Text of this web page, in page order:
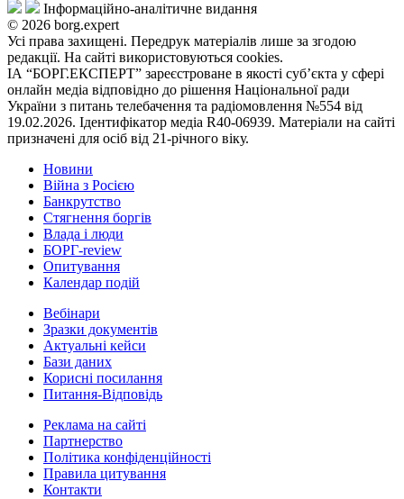
Інформаційно-аналітичне видання
© 2026 borg.expert
Усі права захищені. Передрук матеріалів лише за згодою
редакції. На сайті використовуються cookies.
ІА “БОРГ.ЕКСПЕРТ” зареєстроване в якості суб’єкта у сфері
онлайн медіа відповідно до рішення Національної ради
України з питань телебачення та радіомовлення №554 від
19.02.2026. Ідентифікатор медіа R40-06939. Матеріали на сайті
призначені для осіб від 21-річного віку.
Новини
Війна з Росією
Банкрутство
Стягнення боргiв
Влада i люди
БОРГ-review
Опитування
Календар подій
Вебінари
Зразки документів
Актуальні кейси
Бази даних
Корисні посилання
Питання-Відповідь
Реклама на сайтi
Партнерство
Політика конфіденційності
Правила цитування
Контакти